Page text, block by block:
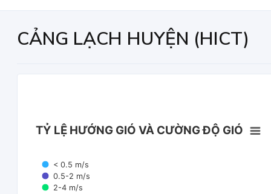
CẢNG LẠCH HUYỆN (HICT)
TỶ LỆ HƯỚNG GIÓ VÀ CƯỜNG ĐỘ GIÓ
< 0.5 m/s
0.5-2 m/s
2-4 m/s